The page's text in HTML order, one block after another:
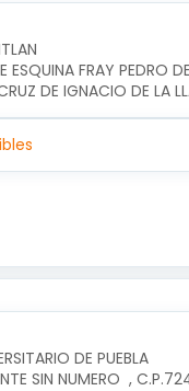
ESQUINA FRAY PEDRO
DE IGNACIO DE LA
DE PUEBLA
SIN NUMERO  ,